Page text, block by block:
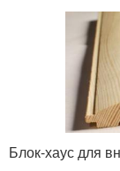
Блок-хаус для